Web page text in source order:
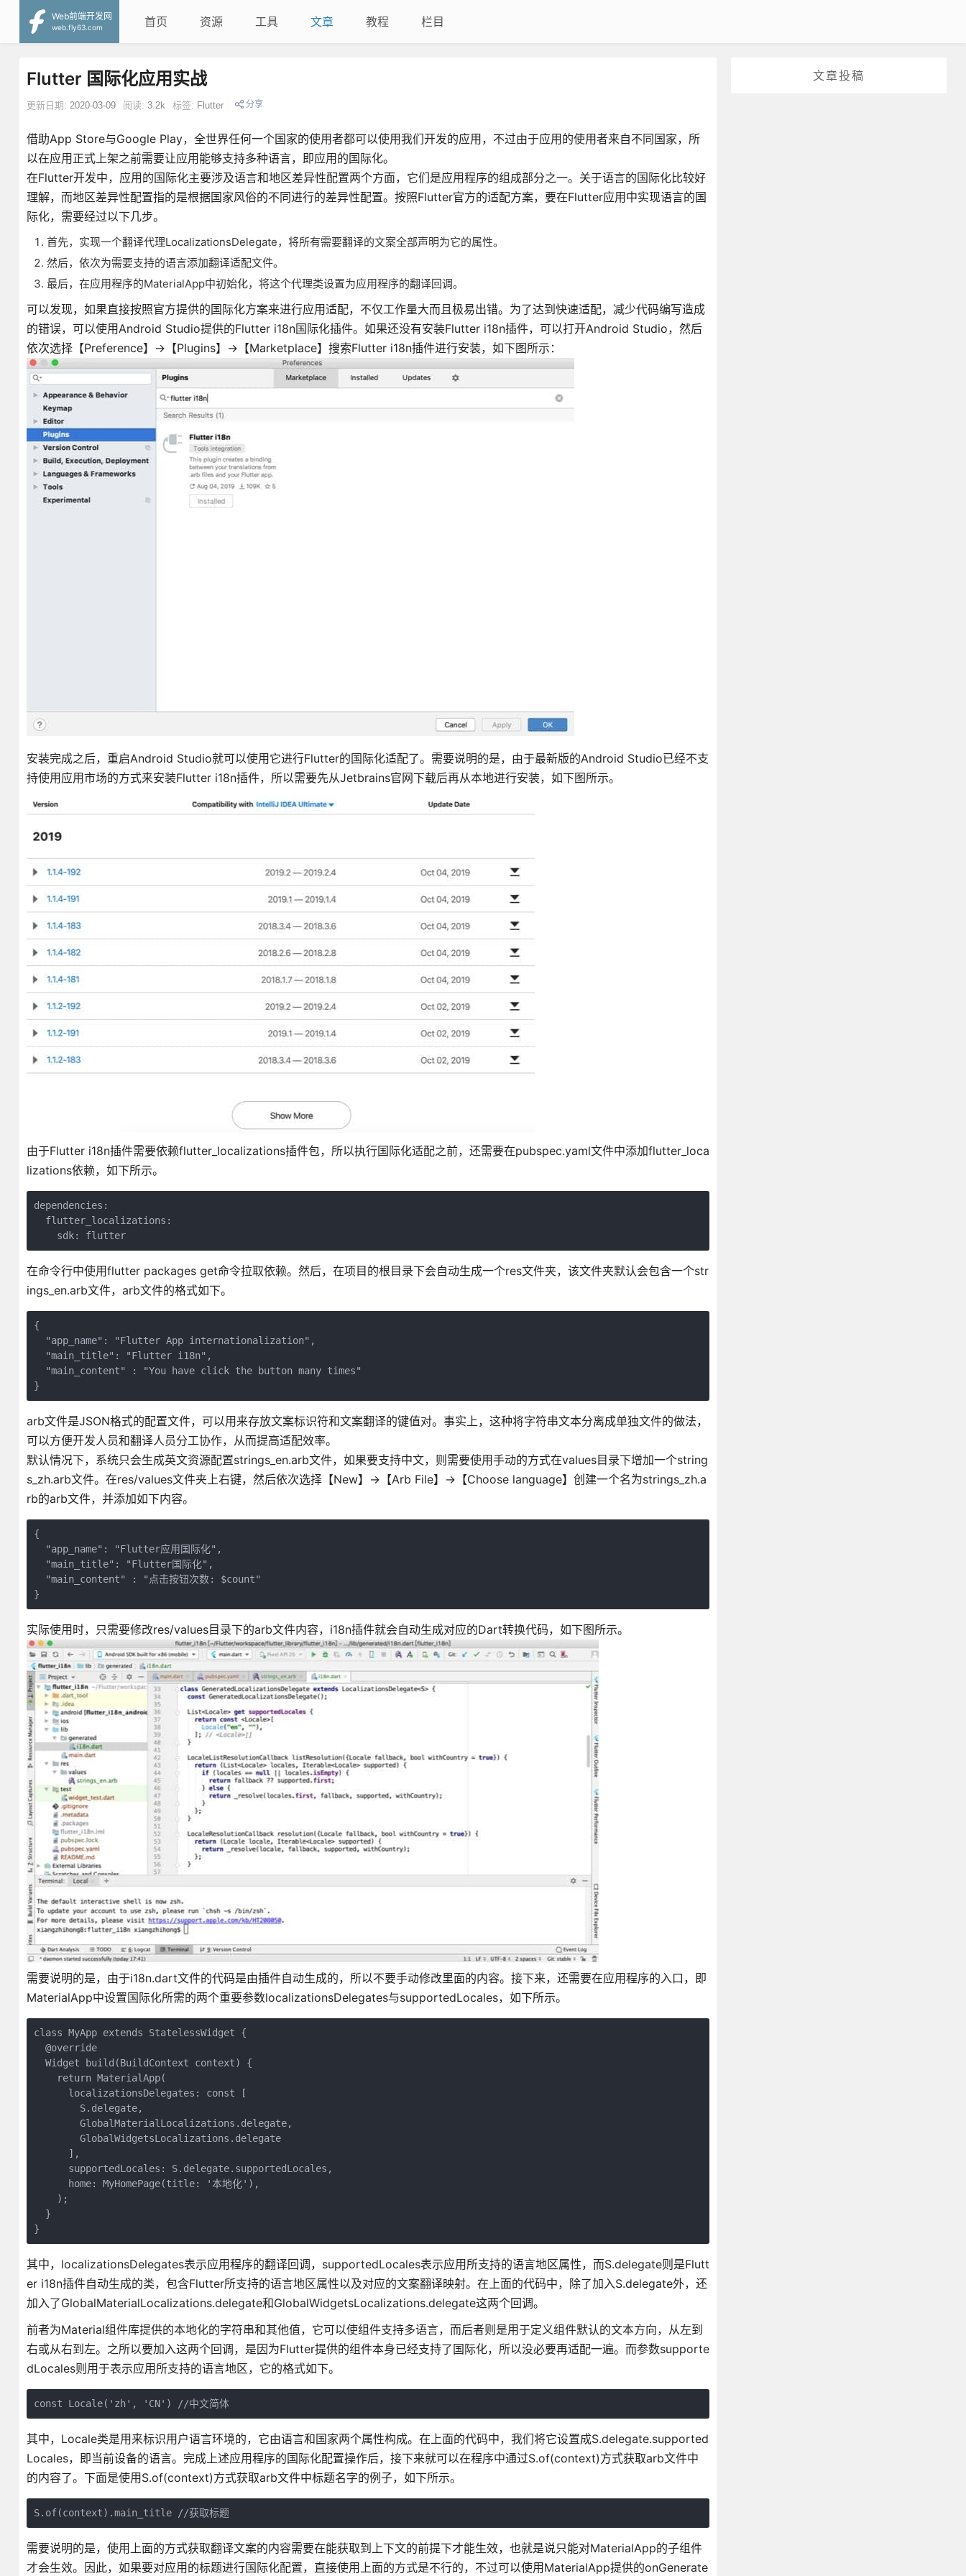
Web前端开发网
web.fly63.com
首页 资源 工具 文章 教程 栏目
文章投稿
Flutter 国际化应用实战
更新日期: 2020-03-09 阅读: 3.2k 标签: Flutter 分享
借助App Store与Google Play，全世界任何一个国家的使用者都可以使用我们开发的应用，不过由于应用的使用者来自不同国家，所
以在应用正式上架之前需要让应用能够支持多种语言，即应用的国际化。
在Flutter开发中，应用的国际化主要涉及语言和地区差异性配置两个方面，它们是应用程序的组成部分之一。关于语言的国际化比较好
理解，而地区差异性配置指的是根据国家风俗的不同进行的差异性配置。按照Flutter官方的适配方案，要在Flutter应用中实现语言的国
际化，需要经过以下几步。
首先，实现一个翻译代理LocalizationsDelegate，将所有需要翻译的文案全部声明为它的属性。
然后，依次为需要支持的语言添加翻译适配文件。
最后，在应用程序的MaterialApp中初始化，将这个代理类设置为应用程序的翻译回调。
可以发现，如果直接按照官方提供的国际化方案来进行应用适配，不仅工作量大而且极易出错。为了达到快速适配，减少代码编写造成
的错误，可以使用Android Studio提供的Flutter i18n国际化插件。如果还没有安装Flutter i18n插件，可以打开Android Studio，然后
依次选择【Preference】→【Plugins】→【Marketplace】搜索Flutter i18n插件进行安装，如下图所示：
安装完成之后，重启Android Studio就可以使用它进行Flutter的国际化适配了。需要说明的是，由于最新版的Android Studio已经不支
持使用应用市场的方式来安装Flutter i18n插件，所以需要先从Jetbrains官网下载后再从本地进行安装，如下图所示。
由于Flutter i18n插件需要依赖flutter_localizations插件包，所以执行国际化适配之前，还需要在pubspec.yaml文件中添加flutter_loca
lizations依赖，如下所示。
dependencies:
  flutter_localizations:
    sdk: flutter
在命令行中使用flutter packages get命令拉取依赖。然后，在项目的根目录下会自动生成一个res文件夹，该文件夹默认会包含一个str
ings_en.arb文件，arb文件的格式如下。
{
  "app_name": "Flutter App internationalization",
  "main_title": "Flutter i18n",
  "main_content" : "You have click the button many times"
arb文件是JSON格式的配置文件，可以用来存放文案标识符和文案翻译的键值对。事实上，这种将字符串文本分离成单独文件的做法，
可以方便开发人员和翻译人员分工协作，从而提高适配效率。
默认情况下，系统只会生成英文资源配置strings_en.arb文件，如果要支持中文，则需要使用手动的方式在values目录下增加一个string
s_zh.arb文件。在res/values文件夹上右键，然后依次选择【New】→【Arb File】→【Choose language】创建一个名为strings_zh.a
rb的arb文件，并添加如下内容。
{
  "app_name": "Flutter应用国际化",
  "main_title": "Flutter国际化",
  "main_content" : "点击按钮次数: $count"
实际使用时，只需要修改res/values目录下的arb文件内容，i18n插件就会自动生成对应的Dart转换代码，如下图所示。
需要说明的是，由于i18n.dart文件的代码是由插件自动生成的，所以不要手动修改里面的内容。接下来，还需要在应用程序的入口，即
MaterialApp中设置国际化所需的两个重要参数localizationsDelegates与supportedLocales，如下所示。
class MyApp extends StatelessWidget {
  @override
  Widget build(BuildContext context) {
    return MaterialApp(
      localizationsDelegates: const [
        S.delegate,
        GlobalMaterialLocalizations.delegate,
        GlobalWidgetsLocalizations.delegate
      ],
      supportedLocales: S.delegate.supportedLocales,
      home: MyHomePage(title: '本地化'),
    );
  }
其中，localizationsDelegates表示应用程序的翻译回调，supportedLocales表示应用所支持的语言地区属性，而S.delegate则是Flutt
er i18n插件自动生成的类，包含Flutter所支持的语言地区属性以及对应的文案翻译映射。在上面的代码中，除了加入S.delegate外，还
加入了GlobalMaterialLocalizations.delegate和GlobalWidgetsLocalizations.delegate这两个回调。
前者为Material组件库提供的本地化的字符串和其他值，它可以使组件支持多语言，而后者则是用于定义组件默认的文本方向，从左到
右或从右到左。之所以要加入这两个回调，是因为Flutter提供的组件本身已经支持了国际化，所以没必要再适配一遍。而参数supporte
dLocales则用于表示应用所支持的语言地区，它的格式如下。
const Locale('zh', 'CN') //中文简体
其中，Locale类是用来标识用户语言环境的，它由语言和国家两个属性构成。在上面的代码中，我们将它设置成S.delegate.supported
Locales，即当前设备的语言。完成上述应用程序的国际化配置操作后，接下来就可以在程序中通过S.of(context)方式获取arb文件中
的内容了。下面是使用S.of(context)方式获取arb文件中标题名字的例子，如下所示。
S.of(context).main_title //获取标题
需要说明的是，使用上面的方式获取翻译文案的内容需要在能获取到上下文的前提下才能生效，也就是说只能对MaterialApp的子组件
才会生效。因此，如果要对应用的标题进行国际化配置，直接使用上面的方式是不行的，不过可以使用MaterialApp提供的onGenerate